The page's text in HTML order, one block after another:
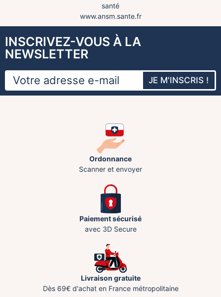
santé
www.ansm.sante.fr
INSCRIVEZ-VOUS À LA
NEWSLETTER
JE M'INSCRIS !
Ordonnance
Scanner et envoyer
Paiement sécurisé
avec 3D Secure
Livraison gratuite
Dès 69€ d'achat en France métropolitaine